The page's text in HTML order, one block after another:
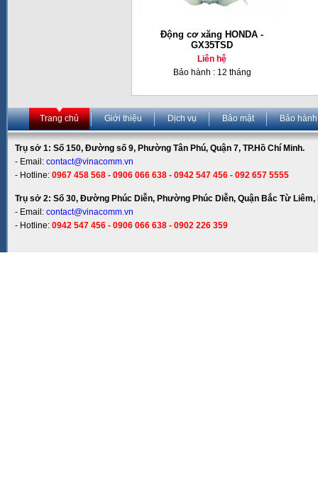
Động cơ xăng HONDA -
GX35TSD
Liên hệ
Bảo hành : 12 tháng
Trang chủ Giới thiệu Dịch vụ Bảo mật Bảo hành
Trụ sở 1: Số 150, Đường số 9, Phường Tân Phú, Quận 7, TP.Hồ Chí Minh.
- Email: contact@vinacomm.vn
- Hotline: 0967 458 568 - 0906 066 638 - 0942 547 456 - 092 657 5555
Trụ sở 2: Số 30, Đường Phúc Diễn, Phường Phúc Diễn, Quận Bắc Từ Liêm,
- Email: contact@vinacomm.vn
- Hotline: 0942 547 456 - 0906 066 638 - 0902 226 359